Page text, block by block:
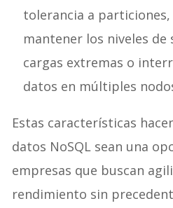
tolerancia a
mantener los niveles
cargas extremas o
datos en múltiples
Estas características
datos NoSQL sean una
empresas que buscan
rendimiento sin